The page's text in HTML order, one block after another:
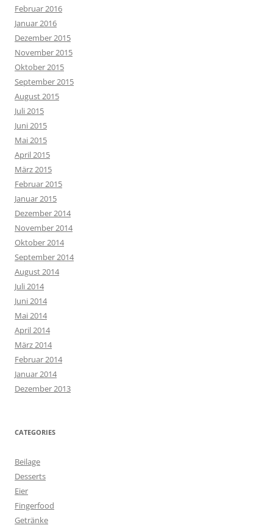
Februar 2016
Januar 2016
Dezember 2015
November 2015
Oktober 2015
September 2015
August 2015
Juli 2015
Juni 2015
Mai 2015
April 2015
März 2015
Februar 2015
Januar 2015
Dezember 2014
November 2014
Oktober 2014
September 2014
August 2014
Juli 2014
Juni 2014
Mai 2014
April 2014
März 2014
Februar 2014
Januar 2014
Dezember 2013
CATEGORIES
Beilage
Desserts
Eier
Fingerfood
Getränke